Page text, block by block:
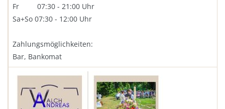
Fr 07:30 - 21:00 Uhr
Sa+So 07:30 - 12:00 Uhr
Zahlungsmöglichkeiten:
Bar, Bankomat